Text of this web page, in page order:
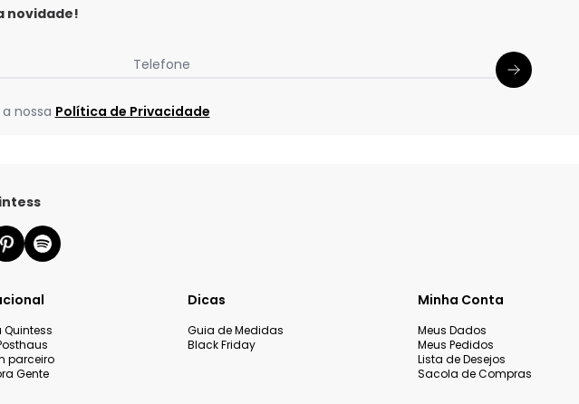
novidade!
Telefone
nossa Política de Privacidade
Quintess
parceiro
Gente
Dicas
Guia de Medidas
Black Friday
Minha Conta
Meus Dados
Meus Pedidos
Lista de Desejos
Sacola de Compras